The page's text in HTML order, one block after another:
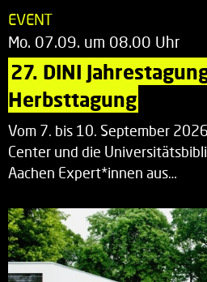
EVENT
Mo. 07.09. um 08.00 Uhr
27. DINI
Herbsttagung
Vom 7. bis 10. September
Center und die
Aachen Expert*innen aus…